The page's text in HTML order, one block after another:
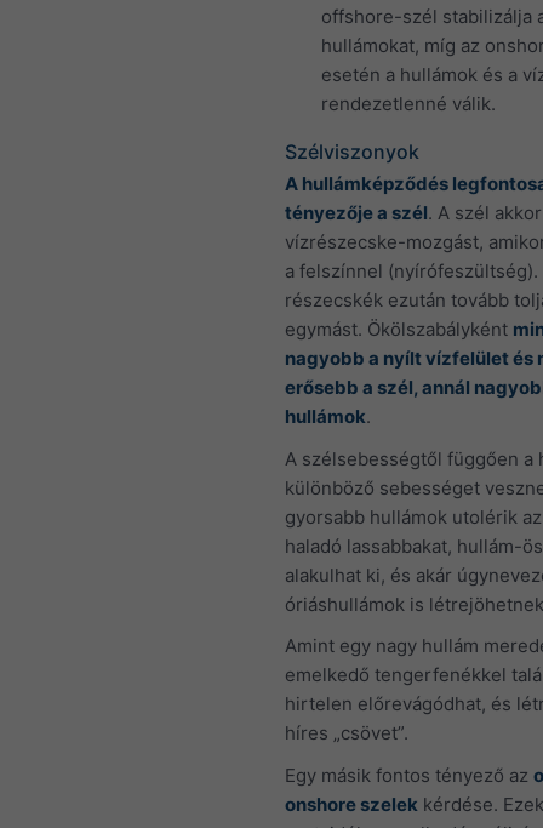
offshore-szél stabilizálja
hullámokat, míg az
esetén a hullámok és a
rendezetlenné válik.
Szélviszonyok
A hullámképződés
tényezője a szél. A szél
vízrészecske-mozgást,
a felszínnel (nyírófeszültség).
részecskék ezután tovább
egymást. Ökölszabályként
nagyobb a nyílt vízfelület és
erősebb a szél, annál
hullámok.
A szélsebességtől függően a
különböző sebességet
gyorsabb hullámok utolérik
haladó lassabbakat, hullám-
alakulhat ki, és akár
óriáshullámok is
Amint egy nagy hullám
emelkedő tengerfenékkel
hirtelen előrevágódhat, és
híres „csövet”.
Egy másik fontos tényező az
onshore szelek kérdése.